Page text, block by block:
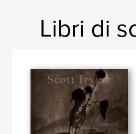
Libri di